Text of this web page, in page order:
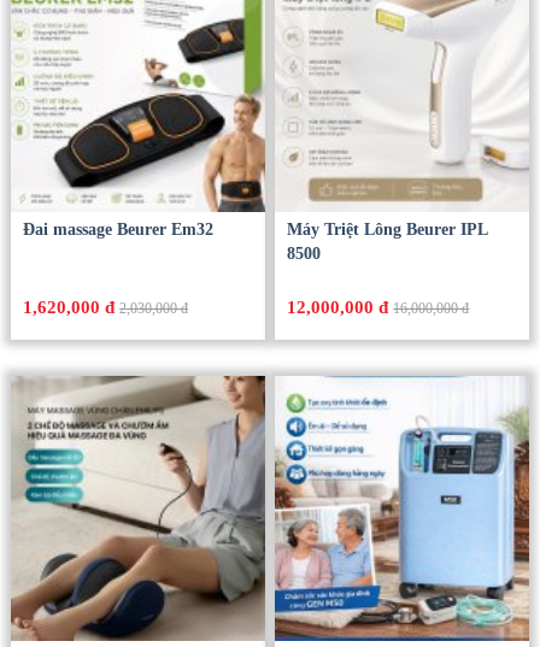
Đai massage Beurer Em32
1,620,000 đ 2,030,000 đ
Máy Triệt Lông Beurer IPL
8500
12,000,000 đ 16,000,000 đ